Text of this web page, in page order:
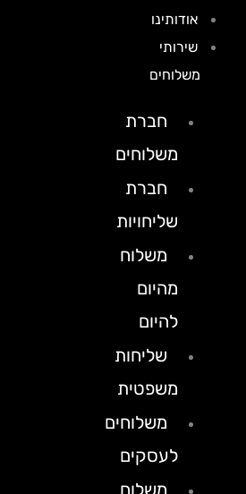
אודותינו
שירותי
משלוחים
חברת
משלוחים
חברת
שליחויות
משלוח
מהיום
להיום
שליחות
משפטית
משלוחים
לעסקים